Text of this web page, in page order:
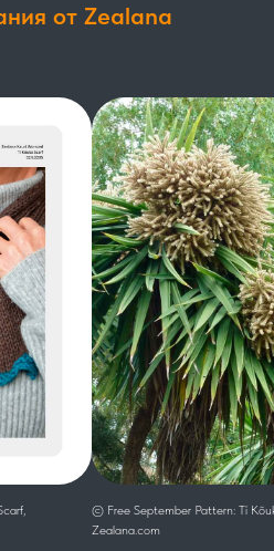
от Zealana
© Free September Pattern: Tī
Zealana.com